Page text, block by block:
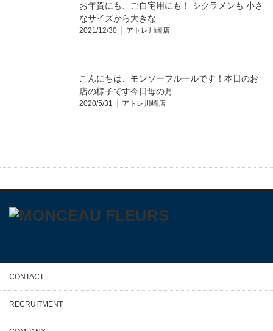
お年賀にも、ご自宅用にも！ シクラメンも 小さ
なサイズから大きな…
2021/12/30 アトレ川崎店
こんにちは、モンソーフルールです！本日のお
店の様子です今日母の月…
2020/5/31 アトレ川崎店
CONTACT
RECRUITMENT